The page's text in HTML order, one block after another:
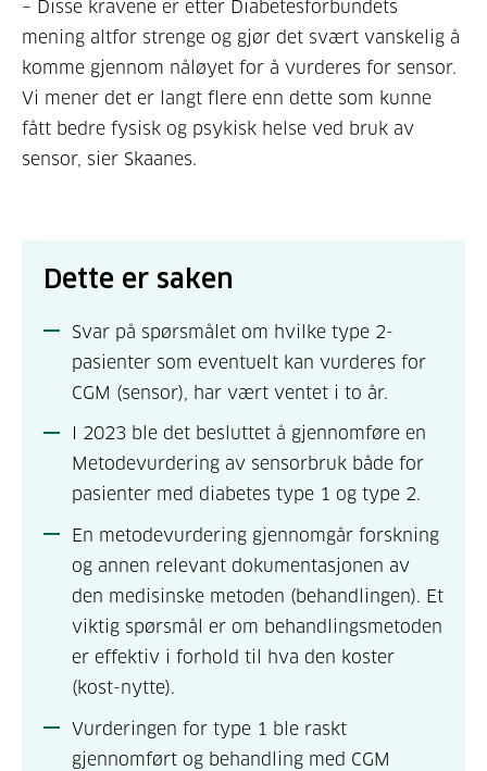
– Disse kravene er etter Diabetesforbundets
mening altfor strenge og gjør det svært vanskelig å
komme gjennom nåløyet for å vurderes for sensor.
Vi mener det er langt flere enn dette som kunne
fått bedre fysisk og psykisk helse ved bruk av
sensor, sier Skaanes.
Dette er saken
Svar på spørsmålet om hvilke type 2-
pasienter som eventuelt kan vurderes for
CGM (sensor), har vært ventet i to år.
I 2023 ble det besluttet å gjennomføre en
Metodevurdering av sensorbruk både for
pasienter med diabetes type 1 og type 2.
En metodevurdering gjennomgår forskning
og annen relevant dokumentasjonen av
den medisinske metoden (behandlingen). Et
viktig spørsmål er om behandlingsmetoden
er effektiv i forhold til hva den koster
(kost-nytte).
Vurderingen for type 1 ble raskt
gjennomført og behandling med CGM